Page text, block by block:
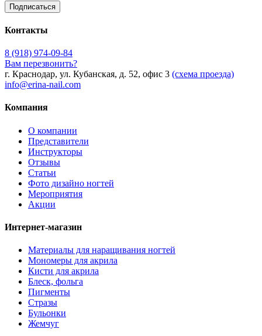
Контакты
8 (918) 974-09-84
Вам перезвонить?
г. Краснодар, ул. Кубанская, д. 52, офис 3 (схема проезда)
info@erina-nail.com
Компания
О компании
Представители
Инструкторы
Отзывы
Статьи
Фото дизайно ногтей
Мероприятия
Акции
Интернет-магазин
Материалы для наращивания ногтей
Мономеры для акрила
Кисти для акрила
Блеск, фольга
Пигменты
Стразы
Бульонки
Жемчуг